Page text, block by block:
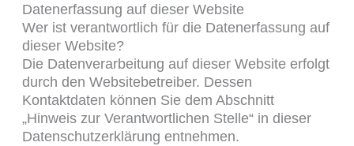
Datenerfassung auf dieser Website
Wer ist verantwortlich für die Datenerfassung auf
dieser Website?
Die Datenverarbeitung auf dieser Website erfolgt
durch den Websitebetreiber. Dessen
Kontaktdaten können Sie dem Abschnitt
„Hinweis zur Verantwortlichen Stelle“ in dieser
Datenschutzerklärung entnehmen.